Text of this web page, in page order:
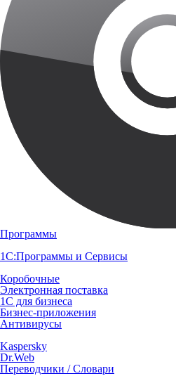
Программы
1С:Программы и Сервисы
Коробочные
Электронная поставка
1С для бизнеса
Бизнес-приложения
Антивирусы
Kaspersky
Dr.Web
Переводчики / Словари